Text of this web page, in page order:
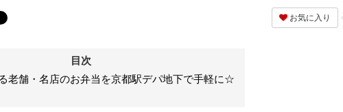
お気に入り
目次
老舗・名店のお弁当を京都駅デパ地下で手軽に☆